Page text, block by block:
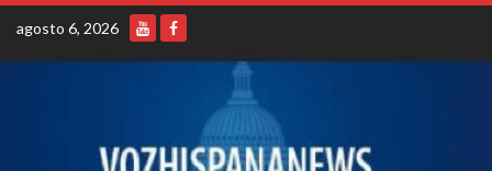
Skip
content
agosto 6, 2026